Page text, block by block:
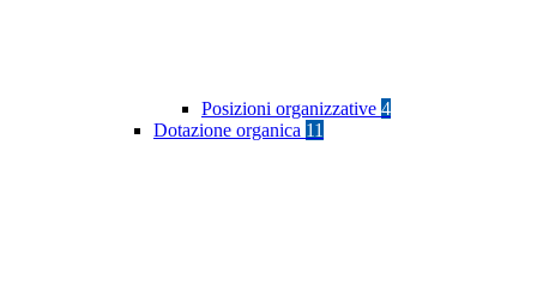
Posizioni organizzative 4
Dotazione organica 11